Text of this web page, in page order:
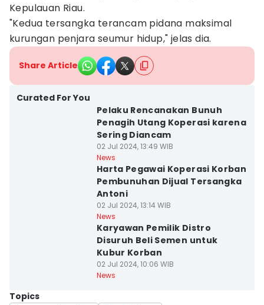
Kepulauan Riau.
"Kedua tersangka terancam pidana maksimal
kurungan penjara seumur hidup," jelas dia.
Share Article
Curated For You
Pelaku Rencanakan Bunuh
Penagih Utang Koperasi karena
Sering Diancam
02 Jul 2024, 13:49 WIB
News
Harta Pegawai Koperasi Korban
Pembunuhan Dijual Tersangka
Antoni
02 Jul 2024, 13:14 WIB
News
Karyawan Pemilik Distro
Disuruh Beli Semen untuk
Kubur Korban
02 Jul 2024, 10:06 WIB
News
Topics